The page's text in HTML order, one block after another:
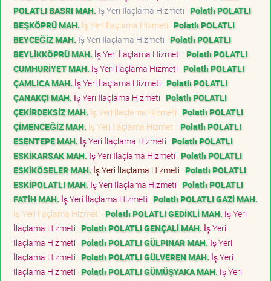
POLATLI BASRI MAH. İş Yeri İlaçlama Hizmeti Polatlı POLATLI
BEŞKÖPRÜ MAH. İş Yeri İlaçlama Hizmeti Polatlı POLATLI
BEYCEĞİZ MAH. İş Yeri İlaçlama Hizmeti Polatlı POLATLI
BEYLİKKÖPRÜ MAH. İş Yeri İlaçlama Hizmeti Polatlı POLATLI
CUMHURİYET MAH. İş Yeri İlaçlama Hizmeti Polatlı POLATLI
ÇAMLICA MAH. İş Yeri İlaçlama Hizmeti Polatlı POLATLI
ÇANAKÇI MAH. İş Yeri İlaçlama Hizmeti Polatlı POLATLI
ÇEKİRDEKSİZ MAH. İş Yeri İlaçlama Hizmeti Polatlı POLATLI
ÇİMENCEĞİZ MAH. İş Yeri İlaçlama Hizmeti Polatlı POLATLI
ESENTEPE MAH. İş Yeri İlaçlama Hizmeti Polatlı POLATLI
ESKİKARSAK MAH. İş Yeri İlaçlama Hizmeti Polatlı POLATLI
ESKİKÖSELER MAH. İş Yeri İlaçlama Hizmeti Polatlı POLATLI
ESKİPOLATLI MAH. İş Yeri İlaçlama Hizmeti Polatlı POLATLI
FATİH MAH. İş Yeri İlaçlama Hizmeti Polatlı POLATLI GAZİ MAH.
İş Yeri İlaçlama Hizmeti Polatlı POLATLI GEDİKLİ MAH. İş Yeri
İlaçlama Hizmeti Polatlı POLATLI GENÇALİ MAH. İş Yeri
İlaçlama Hizmeti Polatlı POLATLI GÜLPINAR MAH. İş Yeri
İlaçlama Hizmeti Polatlı POLATLI GÜLVEREN MAH. İş Yeri
İlaçlama Hizmeti Polatlı POLATLI GÜMÜŞYAKA MAH. İş Yeri